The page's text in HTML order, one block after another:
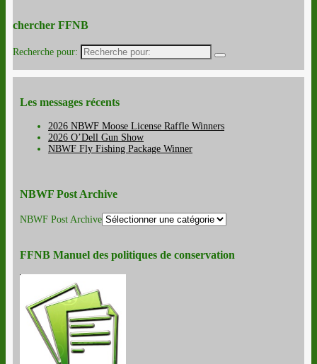
chercher FFNB
Recherche pour:
Les messages récents
2026 NBWF Moose License Raffle Winners
2026 O’Dell Gun Show
NBWF Fly Fishing Package Winner
NBWF Post Archive
NBWF Post Archive
FFNB Manuel des politiques de conservation